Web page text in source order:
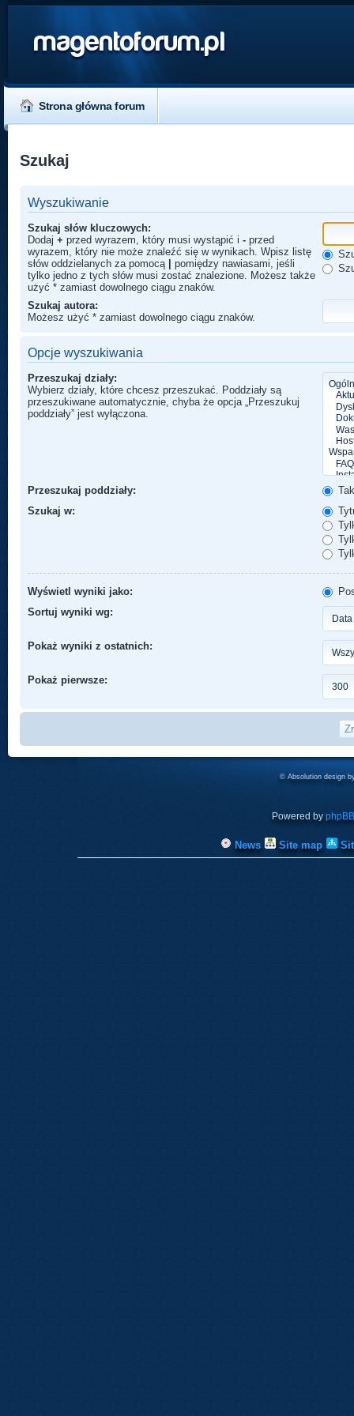
magentoforum.pl
Strona główna forum
Szukaj
Wyszukiwanie
Szukaj słów kluczowych:
Dodaj + przed wyrazem, który musi wystąpić i - przed
wyrazem, który nie może znaleźć się w wynikach. Wpisz listę
słów oddzielanych za pomocą
pomiędzy nawiasami, jeśli
tylko jedno z tych słów musi zostać znalezione. Możesz także
użyć * zamiast dowolnego ciągu znaków.
Szukaj autora:
Możesz użyć * zamiast dowolnego ciągu znaków.
Opcje wyszukiwania
Przeszukaj działy:
Wybierz działy, które chcesz przeszukać. Poddziały są
przeszukiwane automatycznie, chyba że opcja „Przeszukuj
poddziały” jest wyłączona.
Przeszukaj poddziały:
Szukaj w:
Wyświetl wyniki jako:
Sortuj wyniki wg:
Pokaż wyniki z ostatnich:
Pokaż pierwsze:
© Absolution design
Powered by phpBB
News Site map